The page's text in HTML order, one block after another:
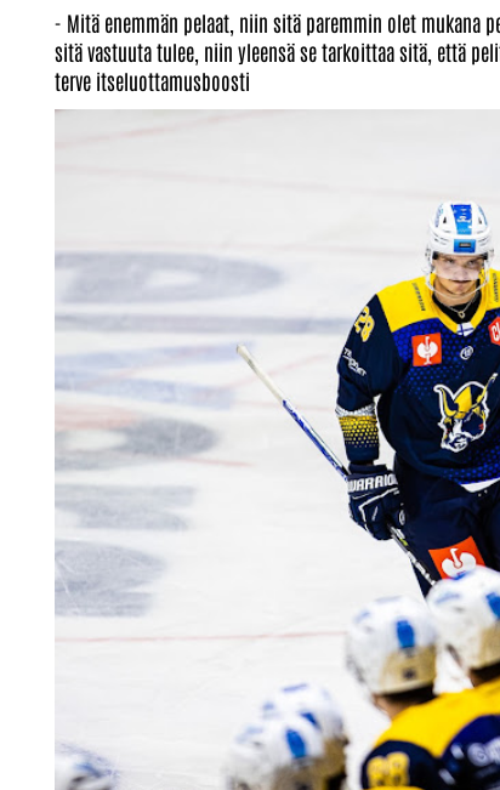
- Mitä enemmän pelaat, niin sitä paremmin olet mukana
sitä vastuuta tulee, niin yleensä se tarkoittaa sitä, että
terve itseluottamusboosti